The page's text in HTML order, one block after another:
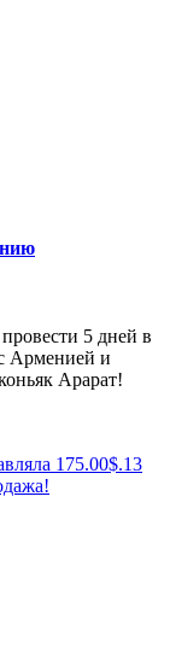
5 дней в
Арменией и
Арарат!
175.00$.13